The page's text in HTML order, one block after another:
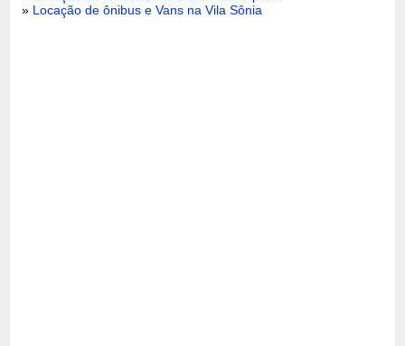
» Locação de ônibus e Vans na Vila Sônia